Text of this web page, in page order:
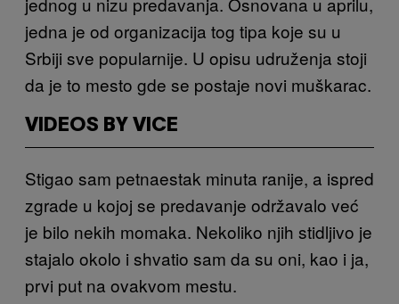
jedna je od organizacija tog tipa koje su u
Srbiji sve popularnije. U opisu udruženja stoji
da je to mesto gde se postaje novi muškarac.
VIDEOS BY VICE
Stigao sam petnaestak minuta ranije, a ispred
zgrade u kojoj se predavanje održavalo već
je bilo nekih momaka. Nekoliko njih stidljivo je
stajalo okolo i shvatio sam da su oni, kao i ja,
prvi put na ovakvom mestu.